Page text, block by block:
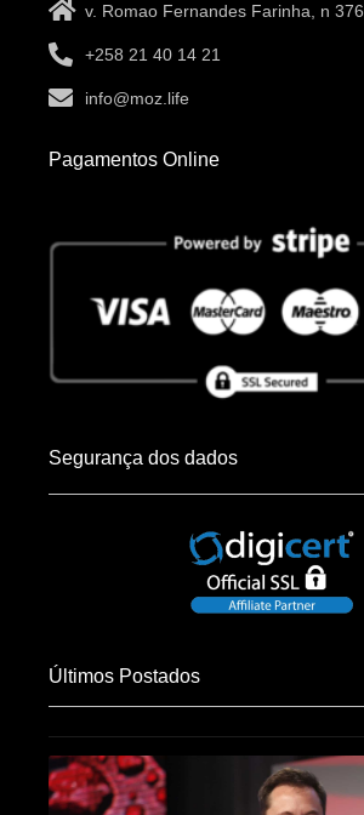
v. Romao Fernandes Farinha, n 376
+258 21 40 14 21
info@moz.life
Pagamentos Online
Segurança dos dados
Últimos Postados